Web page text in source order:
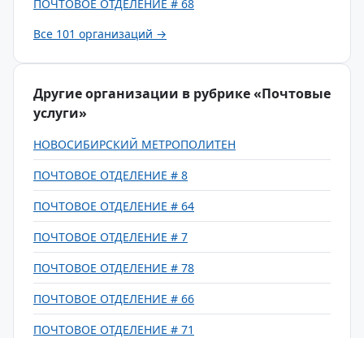
ПОЧТОВОЕ ОТДЕЛЕНИЕ # 68
Все 101 организаций →
Другие организации в рубрике «Почтовые
услуги»
НОВОСИБИРСКИЙ МЕТРОПОЛИТЕН
ПОЧТОВОЕ ОТДЕЛЕНИЕ # 8
ПОЧТОВОЕ ОТДЕЛЕНИЕ # 64
ПОЧТОВОЕ ОТДЕЛЕНИЕ # 7
ПОЧТОВОЕ ОТДЕЛЕНИЕ # 78
ПОЧТОВОЕ ОТДЕЛЕНИЕ # 66
ПОЧТОВОЕ ОТДЕЛЕНИЕ # 71